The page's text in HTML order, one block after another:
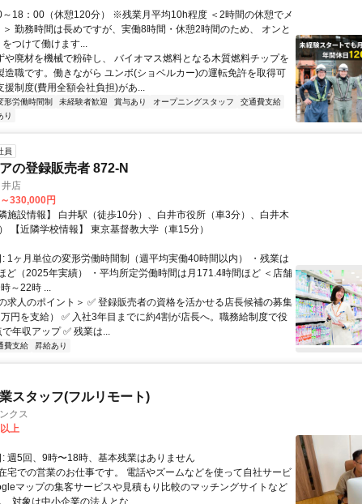
18：00（休憩120分） ※残業月平均10h程度 ＜2時間の休憩でメ
＞ 勤務時間は長めですが、実働8時間・休憩2時間のため、 オンと
つけて働けます...
や廃材を機械で粉砕し、 バイオマス燃料となる木質燃料チップを
造職です。働きながら ユンボ(ショベルカー)の運転免許を取得可
援制度(費用全額会社負担)があ...
形労働時間制 未経験者歓迎 賞与あり オープニングスタッフ
交通費支給
り
員
の登録販売者 872-N
店
330,000円
戸公園（車3分） 【近隣学校情報】 東京基督教大学（車15分）
1ヶ月単位の変形労働時間制（週平均実働40時間以内） ・残業は
ど（2025年実績） ・平均所定労働時間は月171.4時間ほど ＜店舗
～22時 ...
求人のポイント＞ ✅ 登録販売者の資格を活かせる店長候補の募集
万円を支給） ✅ 入社3年目までに約4割が店長へ。職務給制度で役
年収アップ ✅ 残業は...
費支給 昇給あり
スタッフ(フルリモート)
クス
上
週5回、9時〜18時、基本残業はありません
宅での営業のお仕事です。 電話やズームなどを使って自社サービ
マップの集客サービスや見積もり比較のマッチングサイトなど
対象は中小企業の法人とな...